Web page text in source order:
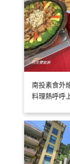
南投素食外
料理熱呼呼